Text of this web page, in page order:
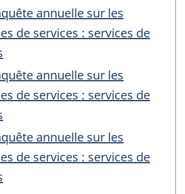
annuelle sur les
de services : services de
annuelle sur les
de services : services de
annuelle sur les
de services : services de